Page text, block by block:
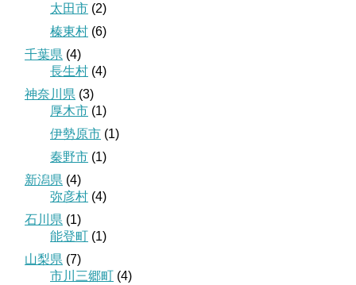
太田市 (2)
榛東村 (6)
千葉県 (4)
長生村 (4)
神奈川県 (3)
厚木市 (1)
伊勢原市 (1)
秦野市 (1)
新潟県 (4)
弥彦村 (4)
石川県 (1)
能登町 (1)
山梨県 (7)
市川三郷町 (4)